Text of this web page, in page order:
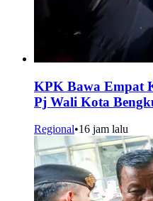
KPK Bawa Empat
Pj Wali Kota
Regional•16 jam lalu